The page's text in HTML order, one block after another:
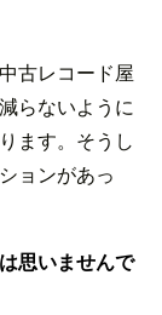
古レコード屋
らないように
ます。そうし
ョンがあっ
思いませんで